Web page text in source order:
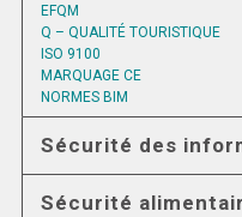
EFQM
Q – QUALITÉ TOURISTIQUE
ISO 9100
MARQUAGE CE
NORMES BIM
Sécurité des
Sécurité